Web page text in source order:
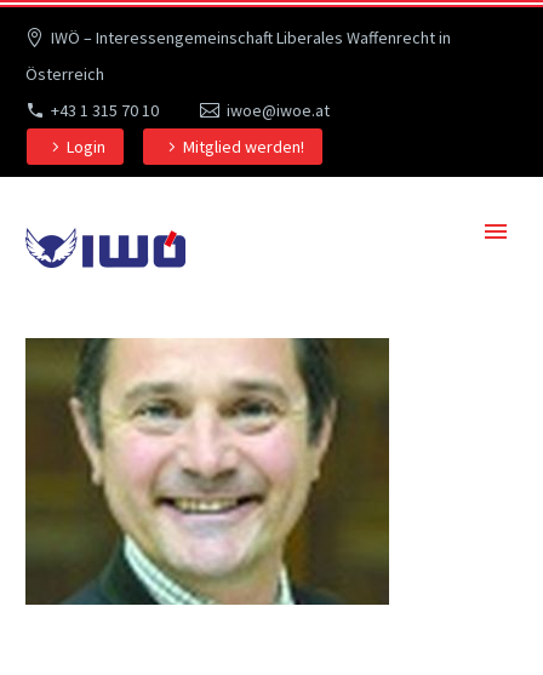
IWÖ – Interessengemeinschaft Liberales Waffenrecht in
Österreich
+43 1 315 70 10
iwoe@iwoe.at
Login
Mitglied werden!